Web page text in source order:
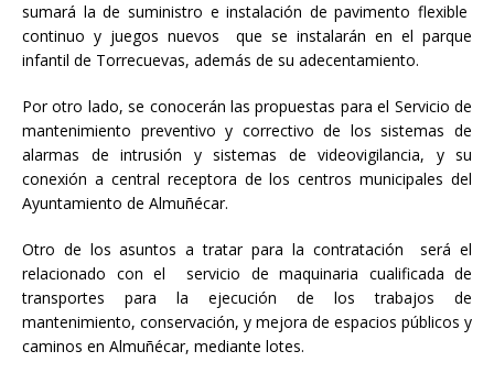
sumará la de suministro e instalación de pavimento flexible
continuo y juegos nuevos que se instalarán en el parque
infantil de Torrecuevas, además de su adecentamiento.
Por otro lado, se conocerán las propuestas para el Servicio de
mantenimiento preventivo y correctivo de los sistemas de
alarmas de intrusión y sistemas de videovigilancia, y su
conexión a central receptora de los centros municipales del
Ayuntamiento de Almuñécar.
Otro de los asuntos a tratar para la contratación será el
relacionado con el servicio de maquinaria cualificada de
transportes para la ejecución de los trabajos de
mantenimiento, conservación, y mejora de espacios públicos y
caminos en Almuñécar, mediante lotes.